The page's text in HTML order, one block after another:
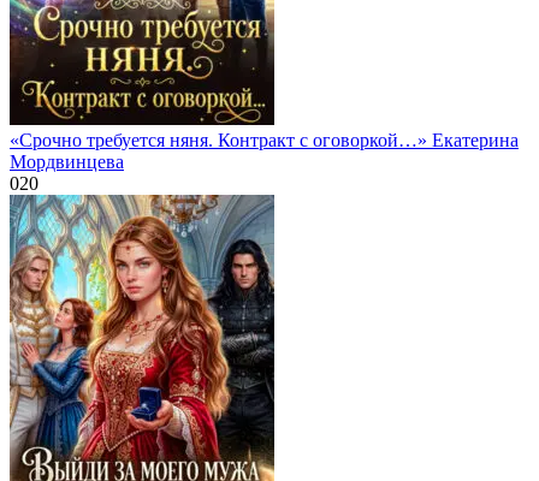
«Срочно требуется няня. Контракт с оговоркой…» Екатерина
Мордвинцева
020